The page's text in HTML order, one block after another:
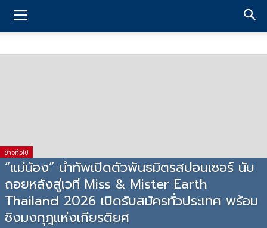
ข่าวทั่วไป
“แม่น้อง” นำทัพเปิดตัวพันธมิตรสปอนเซอร์ นับ
ถอยหลังสู่เวที Miss & Mister Earth
Thailand 2026 เปิดรับสมัครทั่วประเทศ พร้อม
ชิงมงกุฎแห่งเกียรติยศ